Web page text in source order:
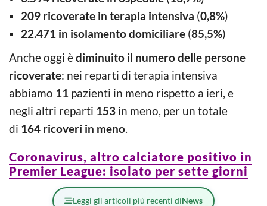
209 ricoverate in terapia intensiva (0,8%)
22.471 in isolamento domiciliare (85,5%)
Anche oggi èdiminuito il numero delle persone
ricoverate: nei reparti di terapia intensiva
abbiamo 11 pazienti in meno rispetto a ieri, e
negli altri reparti 153 in meno, per un totale
di 164 ricoveri in meno.
Coronavirus, altro calciatore positivo in
Premier League: isolato per sette giorni
Leggi gli articoli più recenti diNews